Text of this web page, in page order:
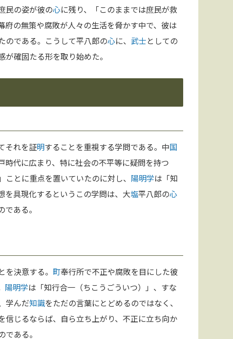
民の姿が彼の心に残り、「このままでは庶民が救
の無策や腐敗が人々の生活を脅かす中で、彼は
のである。こうして平八郎の心に、 武士としての
確固たる形を取り始めた。
それを証明することを重視する学問である。中国
代に広まり、特に社会の不平等に疑問を持つ
ことに重点を置いていたのに対し、 陽明学は「知
を具現化するというこの学問は、大塩平八郎の心
ある。
を決意する。 町奉行所で不正や腐敗を目にした彼
陽明学は「知行合一（ちこうごういつ）」、すな
学んだ知識をただの言葉にとどめるのではなく、
信じるならば、自ら立ち上がり、不正に立ち向か
ある。